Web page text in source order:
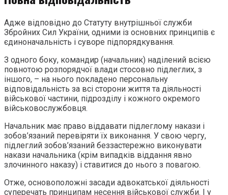
Адже відповідно до Статуту внутрішньої служби
Збройних Сил України, одними із основних принципів є
єдиноначальність і суворе підпорядкування.
З одного боку, командир (начальник) наділений всією
повнотою розпорядчої влади стосовно підлеглих, з
іншого, – на нього покладено персональну
відповідальність за всі сторони життя та діяльності
військової частини, підрозділу і кожного окремого
військовослужбовця.
Начальник має право віддавати підлеглому накази і
зобов’язаний перевіряти їх виконання. У свою чергу,
підлеглий зобов’язаний беззастережно виконувати
накази начальника (крім випадків віддання явно
злочинного наказу) і ставитися до нього з повагою.
Отже, основоположні засади адвокатської діяльності
суперечать принципам несення військової служби. І у